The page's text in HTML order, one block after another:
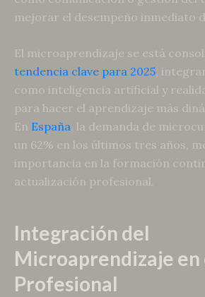
mejorar el desempeño inmediato
El microaprendizaje se está
tendencia clave para 2025,
como inteligencia artificial y
para hacer el aprendizaje más
En España, la demanda de
un 62% en los últimos tres años,
importancia en la formación
actualización profesional.
Integración del
Microaprendizaje en
Profesional